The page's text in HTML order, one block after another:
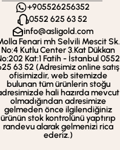
+905526256352
0552 625 63 52
info@asligold.com
Fenari mh Selvili Mescit Sk.
No:4 Kutlu Center 3.Kat Dükkan
Kat:1 Fatih - İstanbul 0552
63 52 (Adresimiz online satış
ofisimizdir, web sitemizde
bulunan tüm ürünlerin stoğu
hali hazırda mevcut
olmadığından adresimize
gelmeden önce ilgilendiğiniz
ürünün stok kontrolünü yaptırıp
randevu alarak gelmenizi rica
ederiz.)